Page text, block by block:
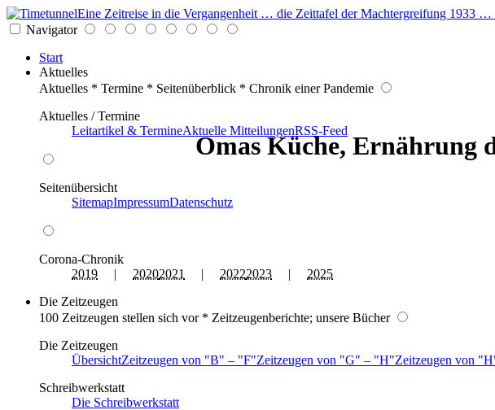
Eine Zeitreise in die Vergangenheit … die Zeittafel der Machtergreifung 1933 …
Navigator
Start
Aktuelles
Aktuelles * Termine * Seitenüberblick * Chronik einer Pandemie
Aktuelles / Termine
Leitartikel & TermineAktuelle MitteilungenRSS-Feed
Seitenübersicht
SitemapImpressumDatenschutz
Corona-Chronik
2019 | 20202021 | 20222023 | 2025
Die Zeitzeugen
100 Zeitzeugen stellen sich vor * Zeitzeugenberichte; unsere Bücher
Die Zeitzeugen
ÜbersichtZeitzeugen von B – F Zeitzeugen von G – H Zeitzeugen von H
Schreibwerkstatt
Die Schreibwerkstatt
Omas Küche, Ernährung